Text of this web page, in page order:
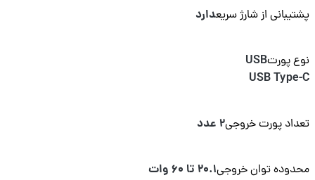
از شارژ سریعدارد
پورتUSB
USB
پورت خروجی2 عدد
توان خروجی20.1 تا 60 وات